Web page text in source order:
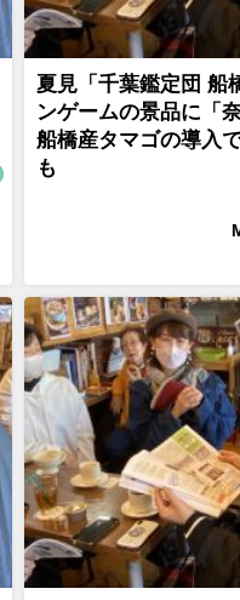
夏見「千葉鑑定団 船
ンゲームの景品に「
船橋産タマゴの導入
も